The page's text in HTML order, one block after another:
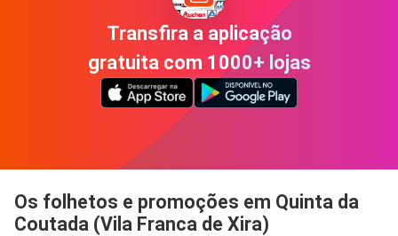
Transfira a aplicação
gratuita com 1000+ lojas
Os folhetos e promoções em Quinta da
Coutada (Vila Franca de Xira)